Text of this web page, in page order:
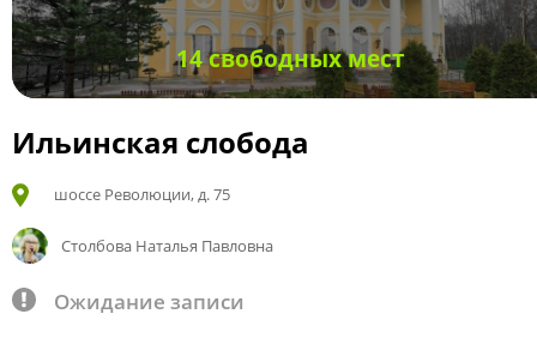
14 свободных мест
Ильинская слобода
шоссе Революции, д. 75
Столбова Наталья Павловна
Ожидание записи